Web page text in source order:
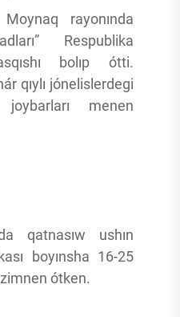
rayonında
Respublika
bolıp ótti.
qıylı jónelislerdegi
joybarları menen
qatnasıw ushın
boyınsha 16-25
ótken.